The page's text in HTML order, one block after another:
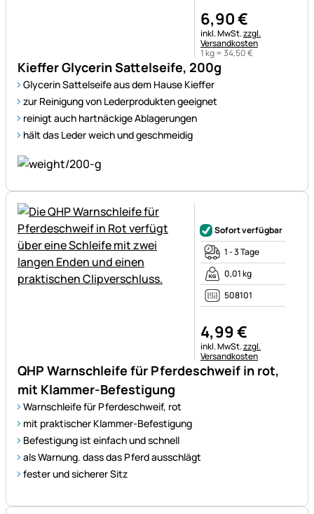
Kieffer Glycerin Sattelseife, 200g
Glycerin Sattelseife aus dem Hause Kieffer
zur Reinigung von Lederprodukten geeignet
reinigt auch hartnäckige Ablagerungen
hält das Leder weich und geschmeidig
6,90€
Steuerhinweis:
inkl. MwSt.zzgl.
Versandkosten
1 kg =34,50€
QHP Warnschleife für Pferdeschweif in rot,
mit Klammer-Befestigung
Warnschleife für Pferdeschweif, rot
mit praktischer Klammer-Befestigung
Befestigung ist einfach und schnell
als Warnung. dass das Pferd ausschlägt
fester und sicherer Sitz
Sofort verfügbar
1 - 3 Tage
0,01 kg
508101
4,99€
Steuerhinweis:
inkl. MwSt.zzgl.
Versandkosten